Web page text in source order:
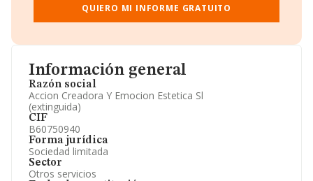
Información general
Razón social
Accion Creadora Y Emocion Estetica Sl
(extinguida)
CIF
B60750940
Forma jurídica
Sociedad limitada
Sector
Otros servicios
Gráficos de Evolución Ventas y Empleados.
Consejo de Administración y Administradores.
Accionistas.
Artículos de prensa publicados sobre la empresa.
Información oficial y registral complementaria.
QUIERO MI INFORME GRATUITO